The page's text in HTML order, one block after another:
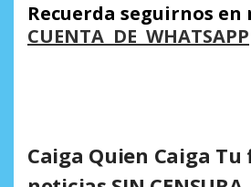
Recuerda seguirnos en
CUENTA DE WHATSAPP
Caiga Quien Caiga